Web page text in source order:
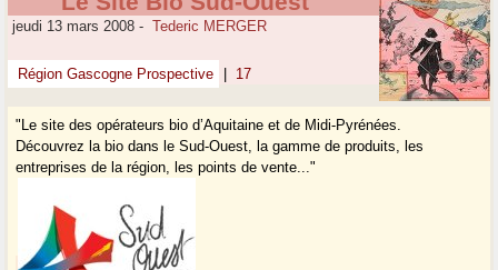
jeudi 13 mars 2008 - Tederic MERGER
Région Gascogne Prospective 17
"Le site des opérateurs bio d’Aquitaine et de Midi-Pyrénées.
Découvrez la bio dans le Sud-Ouest, la gamme de produits, les
entreprises de la région, les points de vente..."